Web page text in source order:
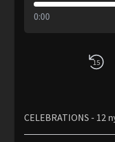
0:00
15
CELEBRATIONS - 12